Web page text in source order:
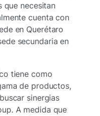
que necesitan
cuenta con
en Querétaro
secundaria en
tiene como
de productos,
sinergias
A medida que